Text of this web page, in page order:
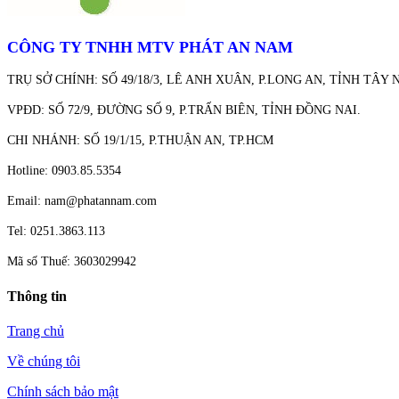
CÔNG TY TNHH MTV PHÁT AN NAM
TRỤ SỞ CHÍNH: SỐ 49/18/3, LÊ ANH XUÂN, P.LONG AN, TỈNH TÂY
VPĐD: SỐ 72/9, ĐƯỜNG SỐ 9, P.TRẤN BIÊN, TỈNH ĐỒNG NAI.
CHI NHÁNH: SỐ 19/1/15, P.THUẬN AN, TP.HCM
Hotline: 0903.85.5354
Email: nam@phatannam.com
Tel: 0251.3863.113
Mã số Thuế: 3603029942
Thông tin
Trang chủ
Về chúng tôi
Chính sách bảo mật